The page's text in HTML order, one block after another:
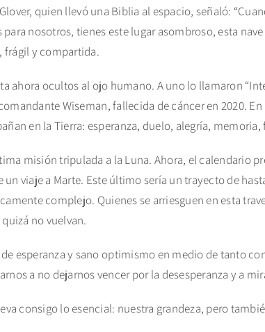
quien llevó una Biblia al espacio, señaló:
nosotros, tienes este lugar asombroso, esta
frágil y compartida.
ahora ocultos al ojo humano. A uno lo llamaron
Wiseman, fallecida de cáncer en 2020.
en la Tierra: esperanza, duelo, alegría, memoria,
misión tripulada a la Luna. Ahora, el calendario
viaje a Marte. Este último sería un trayecto de
complejo. Quienes se arriesguen en esta
no vuelvan.
esperanza y sano optimismo en medio de tanto
a no dejarnos vencer por la desesperanza y a
consigo lo esencial: nuestra grandeza, pero